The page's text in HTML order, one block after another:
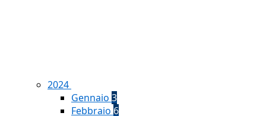
2024
Gennaio 3
Febbraio 6